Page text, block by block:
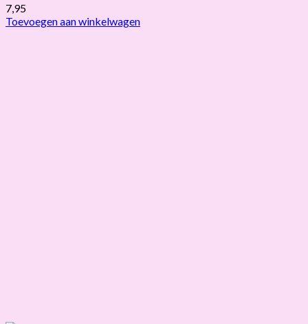
7,95
Toevoegen aan winkelwagen